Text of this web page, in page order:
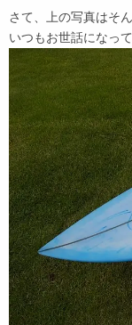
さて、上の写真はそ
いつもお世話になっ